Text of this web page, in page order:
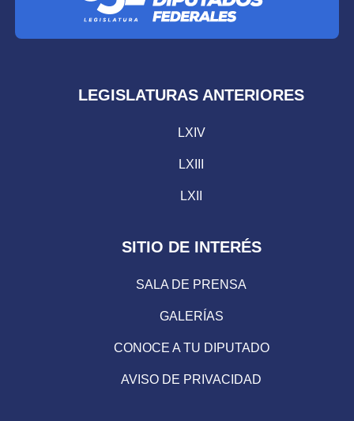
LEGISLATURAS ANTERIORES
LXIV
LXIII
LXII
SITIO DE INTERÉS
SALA DE PRENSA
GALERÍAS
CONOCE A TU DIPUTADO
AVISO DE PRIVACIDAD